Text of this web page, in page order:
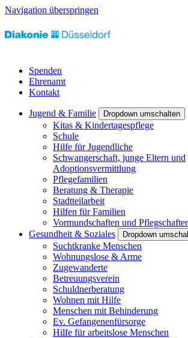
Navigation überspringen
Spenden
Ehrenamt
Kontakt
Jugend & Familie Dropdown umschalten
Kitas & Kindertagespflege
Schule
Hilfe für Jugendliche
Schwangerschaft, junge Eltern und
Adoptionsvermittlung
Pflegefamilien
Beratung & Therapie
Stadtteilarbeit
Hilfen für Familien
Vormundschaften und
Gesundheit & Soziales
Dropdown
Suchtkranke Menschen
Wohnungslose & Arme
Zugewanderte
Betreuungsverein
Schuldnerberatung
Wohnen mit Hilfe
Menschen mit Behinderung
Ev. Gefangenenfürsorge
Hilfe für arbeitslose Menschen